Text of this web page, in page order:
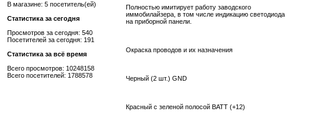
В магазине: 5 посетитель(ей)
Статистика за сегодня
Просмотров за сегодня: 540
Посетителей за сегодня: 191
Статистика за всё время
Всего просмотров: 10248158
Всего посетителей: 1788578
Полностью имитирует работу заводского
иммобилайзера, в том числе индикацию светодиода
на приборной панели.
Окраска проводов и их назначения
Черный (2 шт.) GND
Красный с зеленой полосой BATT (+12)